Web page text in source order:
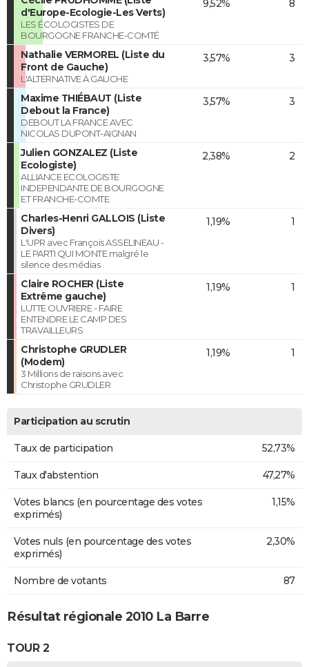
d'Europe-Ecologie-Les Verts)
LES ÉCOLOGISTES DE
BOURGOGNE FRANCHE-COMTÉ
9,52% 8
Nathalie VERMOREL (Liste du
Front de Gauche)
L'ALTERNATIVE À GAUCHE
3,57% 3
Maxime THIÉBAUT (Liste
Debout la France)
DEBOUT LA FRANCE AVEC
NICOLAS DUPONT-AIGNAN
3,57% 3
Julien GONZALEZ (Liste
Ecologiste)
ALLIANCE ECOLOGISTE
INDEPENDANTE DE BOURGOGNE
ET FRANCHE-COMTE
2,38% 2
Charles-Henri GALLOIS (Liste
Divers)
L'UPR avec François ASSELINEAU -
LE PARTI QUI MONTE malgré le
silence des médias
1,19% 1
Claire ROCHER (Liste
Extrême gauche)
LUTTE OUVRIERE - FAIRE
ENTENDRE LE CAMP DES
TRAVAILLEURS
1,19% 1
Christophe GRUDLER
(Modem)
3 Millions de raisons avec
Christophe GRUDLER
1,19% 1
Participation au scrutin
Taux de participation 52,73%
Taux d'abstention 47,27%
Votes blancs (en pourcentage des votes
exprimés)
1,15%
Votes nuls (en pourcentage des votes
exprimés)
2,30%
Nombre de votants 87
Résultat régionale 2010 La Barre
TOUR 2